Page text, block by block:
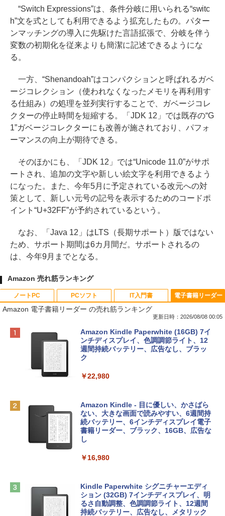
“Switch Expressions”は、条件分岐に用いられる“switc
h”文を式としても利用できるよう拡充したもの。パター
ンマッチングの導入に先駆けた言語拡張で、分岐を伴う
変数の初期化を従来よりも簡潔に記述できるようにな
る。
一方、“Shenandoah”はコンパクションと呼ばれるガベ
ージコレクション（使われなくなったメモリを再利用す
る仕組み）の処理を並列実行することで、ガベージコレ
クターの停止時間を短縮する。「JDK 12」では既存の“G
1”ガベージコレクターにも改善が施されており、パフォ
ーマンスの向上が期待できる。
そのほかにも、「JDK 12」では“Unicode 11.0”がサポ
ートされ、追加の文字や新しい絵文字を利用できるよう
になった。また、今年5月に予定されている改元への対
策として、新しい元号の記号を表示するためのコードポ
イント“U+32FF”が予約されているという。
なお、「Java 12」はLTS（長期サポート）版ではない
ため、サポート期間は6カ月間だ。サポートされるの
は、今年9月までとなる。
Amazon 売れ筋ランキング
ノートPC
Apple 2026 MacBook Neo A18 Proチッ
プ搭載13インチノートブック：AIとAppl
e Intelligence、Liquid Retinaディスプ
レイ、8GBメモリ、512GB SSD、1080p
ィゴ + 3年延長 AppleCare+ for 13インチ
￥162,598
tomtoc 360°保護 15.6 16インチ パソコ
ンケース Dell NEC Lavie ASUS HP dyna
Apple 2026 MacBook Air M5チップ搭載
13インチノートブック：AIとApple Intell
igence、13.6インチLiquid Retinaディ
PCソフト
Robloxギフトカード - 800 Robux 【限
定バーチャルアイテムを含む】 【オンラ
インゲームコード】 ロブロックス | オン
ラインコード版
￥1,300
Robloxギフトカード - 1000 Robux 【限
定バーチャルアイテムを含む】 【オンラ
インゲームコード】 ロブロックス |オン
ラインコード版
4(最新 永続版)|オンラインコード版|Wind
ows11、10/mac対応|PC2台
￥39,582
IT入門書
生成AIパスポート公式テキスト 第４版
￥1,766
出す プロンプトの言葉 AI画像生成シリー
ズ (はぴーイラストLabo)
￥480
ClaudeCode いちばんやさしい 教科書:
にもKindle出版にも！ 非エンジニアのた
めのAIコーディング入門シリーズ
￥99
電子書籍リーダー
Amazon 電子書籍リーダー の売れ筋ランキング
更新日時：2026/08/08 00:05
Amazon Kindle Paperwhite (16GB) 7イ
ンチディスプレイ、色調調節ライト、12
週間持続バッテリー、広告なし、ブラッ
ク
￥22,980
Amazon Kindle - 目に優しい、かさばら
ない、大きな画面で読みやすい、6週間持
続バッテリー、6インチディスプレイ電子
書籍リーダー、ブラック、16GB、広告な
し
￥16,980
Kindle Paperwhite シグニチャーエディ
ション (32GB) 7インチディスプレイ、明
るさ自動調整、色調調節ライト、12週間
持続バッテリー、広告なし、メタリック